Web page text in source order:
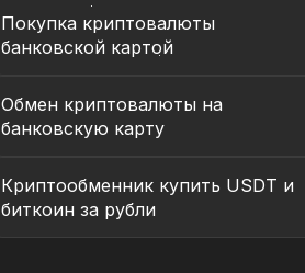
Покупка криптовалюты
банковской картой
Обмен криптовалюты на
банковскую карту
Криптообменник купить USDT и
биткоин за рубли